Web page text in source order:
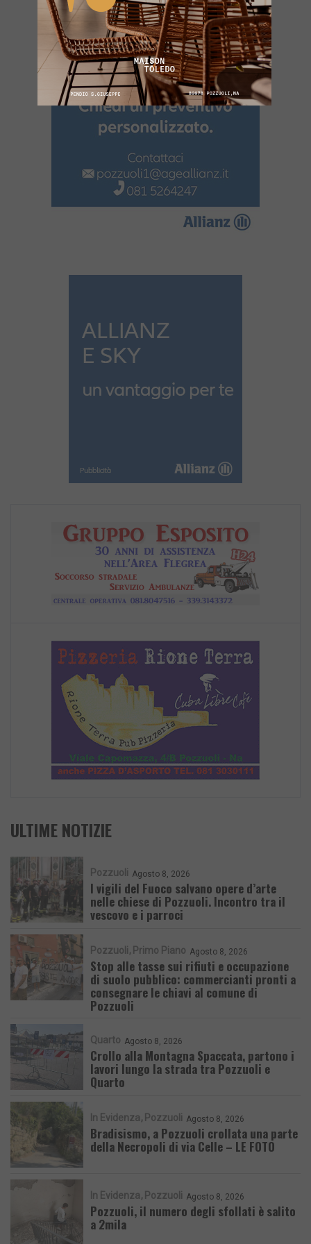
ULTIME NOTIZIE
Pozzuoli Agosto 8, 2026
I vigili del Fuoco salvano opere d’arte
nelle chiese di Pozzuoli. Incontro tra il
vescovo e i parroci
Pozzuoli Primo Piano Agosto 8, 2026
Stop alle tasse sui rifiuti e occupazione
di suolo pubblico: commercianti pronti a
consegnare le chiavi al comune di
Pozzuoli
Quarto Agosto 8, 2026
Crollo alla Montagna Spaccata, partono i
lavori lungo la strada tra Pozzuoli e
Quarto
In Evidenza Pozzuoli Agosto 8, 2026
Bradisismo, a Pozzuoli crollata una parte
della Necropoli di via Celle – LE FOTO
In Evidenza Pozzuoli Agosto 8, 2026
Pozzuoli, il numero degli sfollati è salito
a 2mila